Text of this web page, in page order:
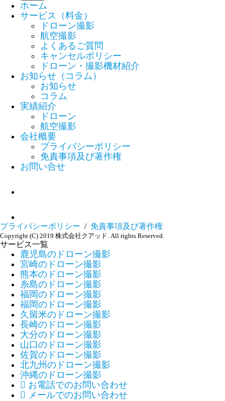
ホーム
サービス（料金）
ドローン撮影
航空撮影
よくあるご質問
キャンセルポリシー
ドローン・撮影機材紹介
お知らせ（コラム）
お知らせ
コラム
実績紹介
ドローン
航空撮影
会社概要
プライバシーポリシー
免責事項及び著作権
お問い合せ
プライバシーポリシー / 免責事項及び著作権
Copyright (C) 2019 株式会社クアッド. All rights Reserved.
サービス一覧
鹿児島のドローン撮影
宮崎のドローン撮影
熊本のドローン撮影
糸島のドローン撮影
福岡のドローン撮影
福岡のドローン撮影
久留米のドローン撮影
長崎のドローン撮影
大分のドローン撮影
山口のドローン撮影
佐賀のドローン撮影
北九州のドローン撮影
沖縄のドローン撮影
 お電話でのお問い合わせ
 メールでのお問い合わせ